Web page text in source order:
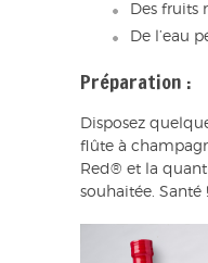
Des fruits
De l’eau
Préparation :
Disposez
flûte à
Red® et la
souhaitée. Santé !